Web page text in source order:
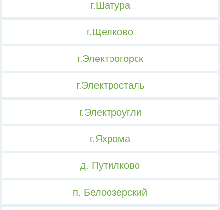
г.Шатура
г.Щелково
г.Электрогорск
г.Электросталь
г.Электроугли
г.Яхрома
д. Путилково
п. Белоозерский